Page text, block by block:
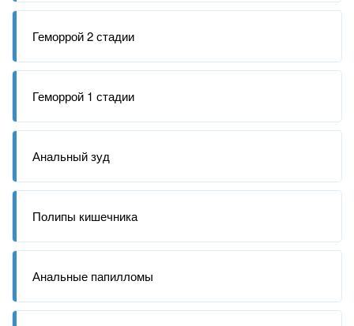
Геморрой 2 стадии
Геморрой 1 стадии
Анальный зуд
Полипы кишечника
Анальные папилломы